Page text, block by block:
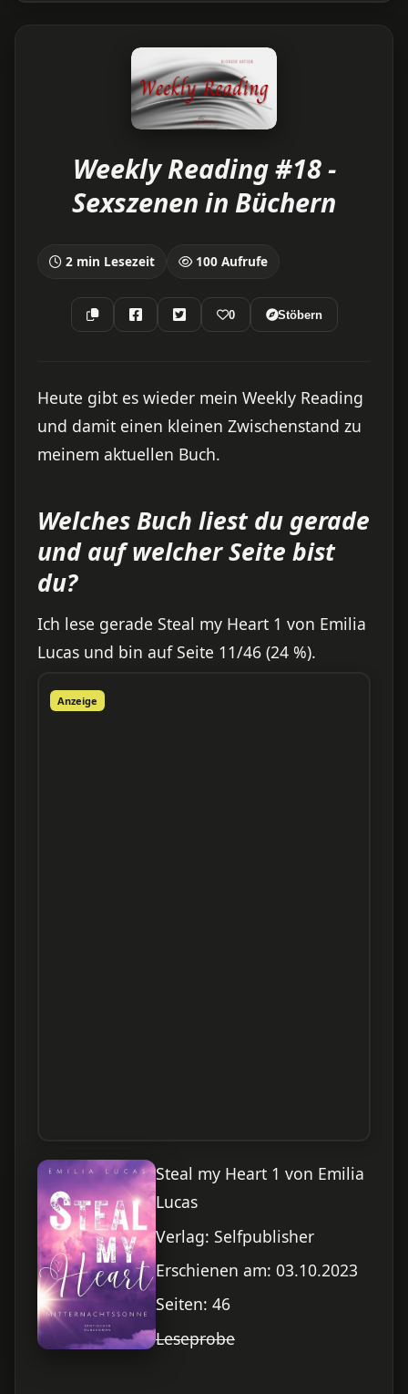
Weekly Reading #18 -
Sexszenen in Büchern
2 min Lesezeit 100 Aufrufe
0 Stöbern
Heute gibt es wieder mein Weekly Reading
und damit einen kleinen Zwischenstand zu
meinem aktuellen Buch.
Welches Buch liest du gerade
und auf welcher Seite bist
du?
Ich lese gerade Steal my Heart 1 von Emilia
Lucas und bin auf Seite 11/46 (24 %).
Anzeige
Steal my Heart 1 von Emilia
Lucas
Verlag: Selfpublisher
Erschienen am: 03.10.2023
Seiten: 46
Leseprobe